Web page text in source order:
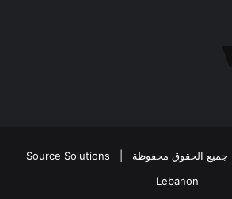
Source Solutions
Lebanon